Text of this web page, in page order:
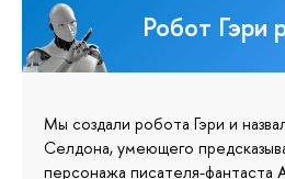
Робот Гэри
Мы создали робота Гэри и
Селдона, умеющего
персонажа писателя-фантаста